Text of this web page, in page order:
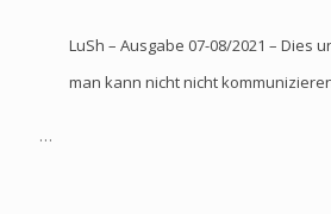
LuSh – Ausgabe 07-08/2021 – Dies
man kann nicht nicht
…